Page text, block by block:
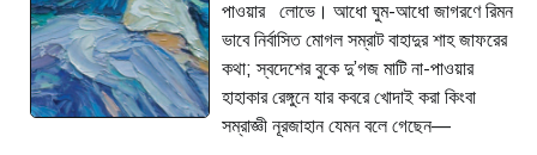
পাওয়ার লোভে। আধো ঘুম-আধো জাগরণে রিমন
ভাবে নির্বাসিত মোগল সম্রাট বাহাদুর শাহ জাফরের
কথা; স্বদেশের বুকে দু’গজ মাটি না-পাওয়ার
হাহাকার রেঙ্গুনে যার কবরে খোদাই করা কিংবা
সম্রাজ্ঞী নূরজাহান যেমন বলে গেছেন—